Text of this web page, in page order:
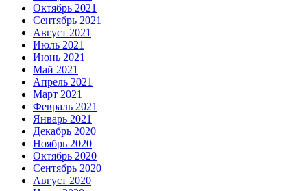
Октябрь 2021
Сентябрь 2021
Август 2021
Июль 2021
Июнь 2021
Май 2021
Апрель 2021
Март 2021
Февраль 2021
Январь 2021
Декабрь 2020
Ноябрь 2020
Октябрь 2020
Сентябрь 2020
Август 2020